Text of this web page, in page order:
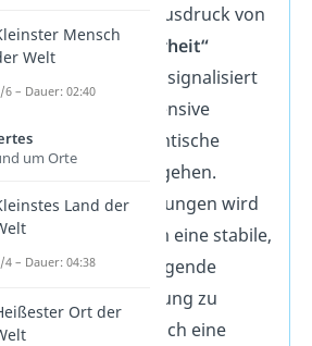
„Hab dich lieb“ als Ausdruck von
„emotionaler Sicherheit“
gesehen werden. Es signalisiert
eine intensive
oder romantische
Verpflichtung einzugehen.
in Beziehungen wird
Satz genutzt, um eine stabile,
aber nicht überwältigende
emotionale Verbindung zu
Es kann auch eine
Mensch
Welt
6 – Dauer: 02:40
um Orte
Land der
4 – Dauer: 04:38
Ort der